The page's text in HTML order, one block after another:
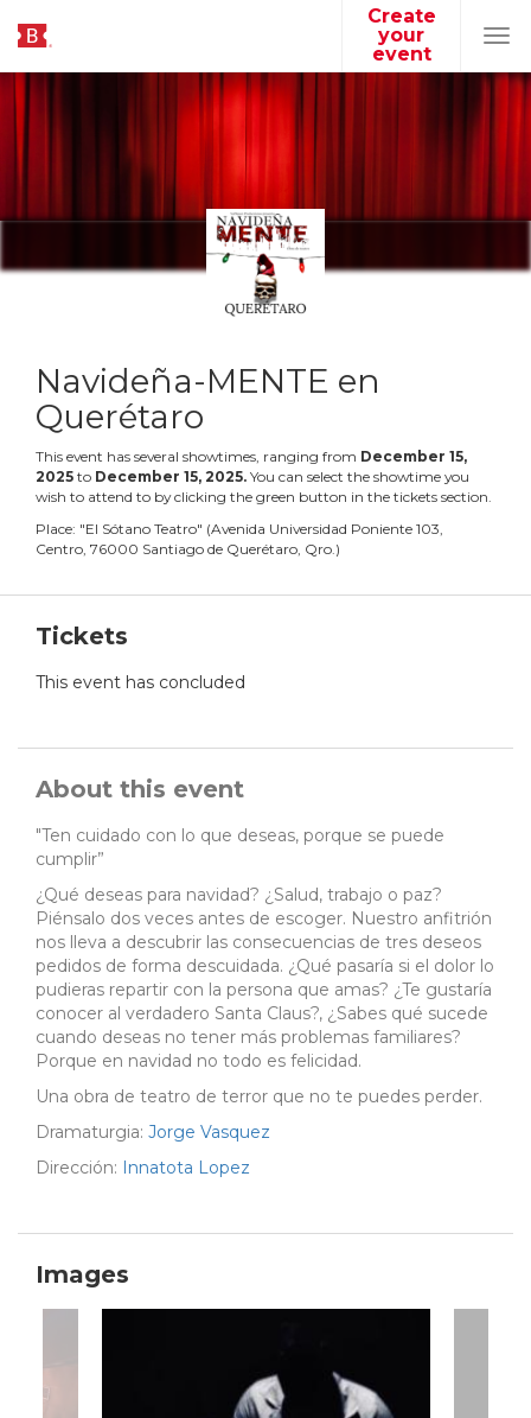
Create
your
event
Navideña-MENTE en
Querétaro
This event has several showtimes, ranging from December 15,
2025 to December 15, 2025. You can select the showtime you
wish to attend to by clicking the green button in the tickets section.
Place: "El Sótano Teatro" (Avenida Universidad Poniente 103,
Centro, 76000 Santiago de Querétaro, Qro.)
Tickets
This event has concluded
About this event
"Ten cuidado con lo que deseas, porque se puede
cumplir”
¿Qué deseas para navidad? ¿Salud, trabajo o paz?
Piénsalo dos veces antes de escoger. Nuestro anfitrión
nos lleva a descubrir las consecuencias de tres deseos
pedidos de forma descuidada. ¿Qué pasaría si el dolor lo
pudieras repartir con la persona que amas? ¿Te gustaría
conocer al verdadero Santa Claus?, ¿Sabes qué sucede
cuando deseas no tener más problemas familiares?
Porque en navidad no todo es felicidad.
Una obra de teatro de terror que no te puedes perder.
Dramaturgia: Jorge Vasquez
Dirección:
Innatota Lopez
Images